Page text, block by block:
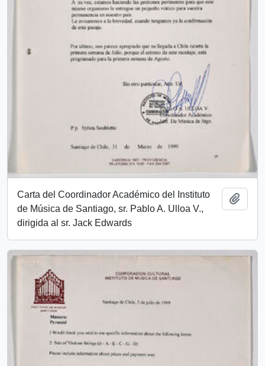
Carta del Coordinador Académico del Instituto
de Música de Santiago, sr. Pablo A. Ulloa V.,
dirigida al sr. Jack Edwards